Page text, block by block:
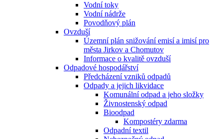
Vodní toky
Vodní nádrže
Povodňový plán
Ovzduší
Územní plán snižování emisí a imisí pro
města Jirkov a Chomutov
Informace o kvalitě ovzduší
Odpadové hospodářství
Předcházení vzniků odpadů
Odpady a jejich likvidace
Komunální odpad a jeho složky
Živnostenský odpad
Bioodpad
Kompostéry zdarma
Odpadní textil